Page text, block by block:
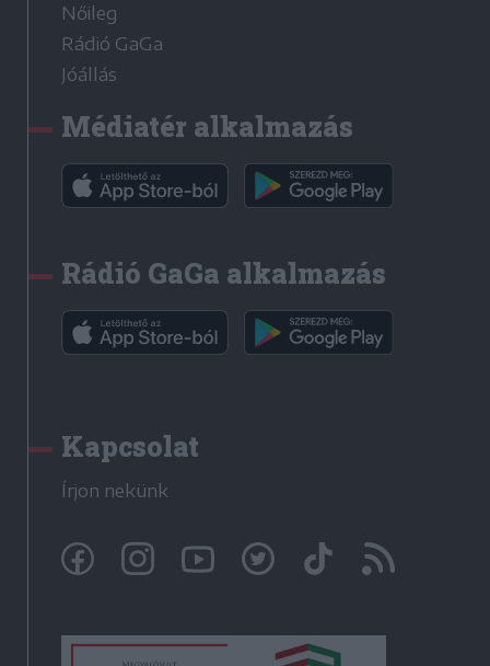
Nőileg
Rádió GaGa
Jóállás
Médiatér alkalmazás
Rádió GaGa alkalmazás
Kapcsolat
Írjon nekünk